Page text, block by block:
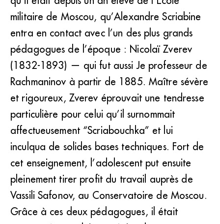
militaire de Moscou, qu’Alexandre Scriabine
entra en contact avec l’un des plus grands
pédagogues de l’époque : Nicolaï Zverev
(1832-1893) — qui fut aussi Je professeur de
Rachmaninov à partir de 1885. Maître sévère
et rigoureux, Zverev éprouvait une tendresse
particulière pour celui qu’il surnommait
affectueusement “Scriabouchka” et lui
inculqua de solides bases techniques. Fort de
cet enseignement, l’adolescent put ensuite
pleinement tirer profit du travail auprès de
Vassili Safonov, au Conservatoire de Moscou.
Grâce à ces deux pédagogues, il était